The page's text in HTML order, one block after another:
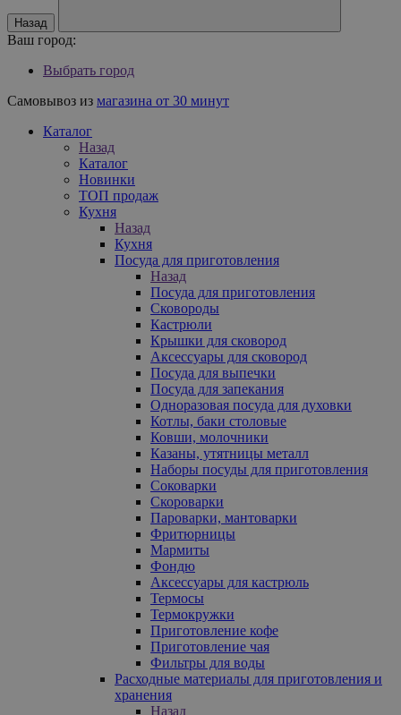
Назад
Ваш город:
Выбрать город
Самовывоз из магазина от 30 минут
Каталог
Назад
Каталог
Новинки
ТОП продаж
Кухня
Назад
Кухня
Посуда для приготовления
Назад
Посуда для приготовления
Сковороды
Кастрюли
Крышки для сковород
Аксессуары для сковород
Посуда для выпечки
Посуда для запекания
Одноразовая посуда для духовки
Котлы, баки столовые
Ковши, молочники
Казаны, утятницы металл
Наборы посуды для приготовления
Соковарки
Скороварки
Пароварки, мантоварки
Фритюрницы
Мармиты
Фондю
Аксессуары для кастрюль
Термосы
Термокружки
Приготовление кофе
Приготовление чая
Фильтры для воды
Расходные материалы для приготовления и
хранения
Назад